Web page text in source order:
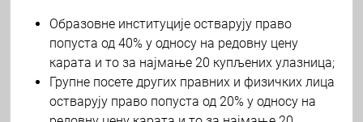
Образовне институције остварују право
попуста од 40% у односу на редовну цену
карата и то за најмање 20 купљених улазница;
Групне посете других правних и физичких лица
остварују право попуста од 20% у односу на